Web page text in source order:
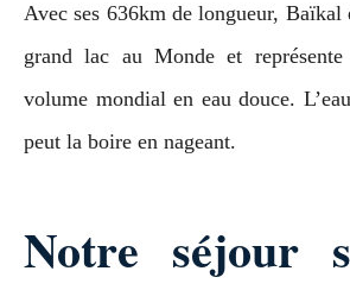
Avec ses 636km de longueur, Baïkal
grand lac au Monde et
volume mondial en eau douce.
peut la boire en nageant.
Notre séjour